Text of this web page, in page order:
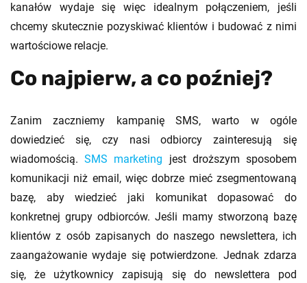
kanałów wydaje się więc idealnym połączeniem, jeśli
chcemy skutecznie pozyskiwać klientów i budować z nimi
wartościowe relacje.
Co najpierw, a co poźniej?
Zanim zaczniemy kampanię SMS, warto w ogóle
dowiedzieć się, czy nasi odbiorcy zainteresują się
wiadomością.SMS marketing jest droższym sposobem
komunikacji niż email, więc dobrze mieć zsegmentowaną
bazę, aby wiedzieć jaki komunikat dopasować do
konkretnej grupy odbiorców. Jeśli mamy stworzoną bazę
klientów z osób zapisanych do naszego newslettera, ich
zaangażowanie wydaje się potwierdzone. Jednak zdarza
się, że użytkownicy zapisują się do newslettera pod